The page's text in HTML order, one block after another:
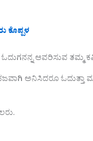
ಕೊಪ್ಪಳ
ಆವರಿಸುವ ತಮ್ಮ
ಅನಿಸಿದರೂ ಓದುತ್ತಾ